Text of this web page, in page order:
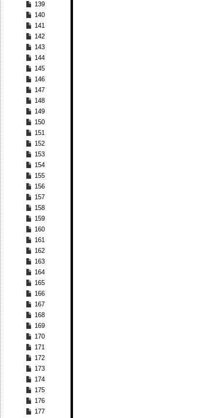
139
140
141
142
143
144
145
146
147
148
149
150
151
152
153
154
155
156
157
158
159
160
161
162
163
164
165
166
167
168
169
170
171
172
173
174
175
176
177